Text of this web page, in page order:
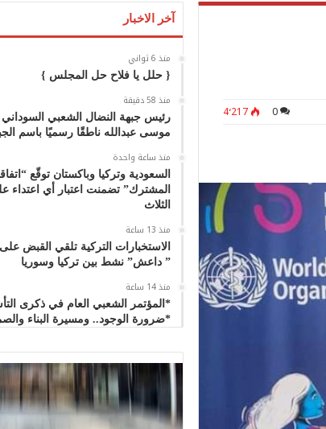
0 4٬217
آخر الاخبار
منذ 6 ثواني
{ حلل يا فلاح حل المجلس }
منذ 58 دقيقة
رئيس جبهة النضال الشعبي السوداني
موسى عبدالله ناطقًا رسميًا باسم
منذ ساعة واحدة
السعودية وتركيا وباكستان توقّع
المشترك” تضمنت اعتبار أي اعتداء
الثلاث
منذ 13 ساعة
الاستخبارات التركية تلقي القبض على
” داعش” نشط بين تركيا وسوريا
منذ 14 ساعة
*المؤتمر الشعبي العام في ذكرى
*ضرورة الوجود.. ومسيرة البناء